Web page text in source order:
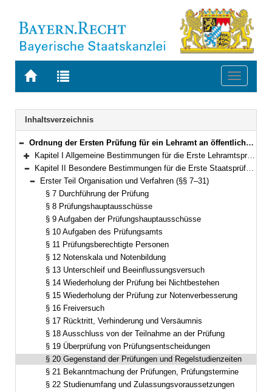
Zur
BAYERN.RECHT
Zur
letzten
Suche
Toggle
Navigation
Inhaltsverzeichnis
Bereich reduzieren
Ordnung der Ersten Prüfung für ein Lehramt an öffentlichen Schulen (Lehramtsprüfungsordnung I – LPO I) Vom 13. März 2008 (GVBl. S. 180) BayRS 2038-3-4-1-1-K (§§ 1–127)
Bereich erweitern
Kapitel I Allgemeine Bestimmungen für die Erste Lehramtsprüfung (§§ 1–6)
Bereich reduzieren
Kapitel II Besondere Bestimmungen für die Erste Staatsprüfung (§§ 7–119)
Bereich reduzieren
Erster Teil Organisation und Verfahren (§§ 7–31)
§ 7 Durchführung der Prüfung
§ 8 Prüfungshauptausschüsse
§ 9 Aufgaben der Prüfungshauptausschüsse
§ 10 Aufgaben des Prüfungsamts
§ 11 Prüfungsberechtigte Personen
§ 12 Notenskala und Notenbildung
§ 13 Unterschleif und Beeinflussungsversuch
§ 14 Wiederholung der Prüfung bei Nichtbestehen
§ 15 Wiederholung der Prüfung zur Notenverbesserung
§ 16 Freiversuch
§ 17 Rücktritt, Verhinderung und Versäumnis
§ 18 Ausschluss von der Teilnahme an der Prüfung
§ 19 Überprüfung von Prüfungsentscheidungen
§ 20 Gegenstand der Prüfungen und Regelstudienzeiten
§ 21 Bekanntmachung der Prüfungen, Prüfungstermine
§ 22 Studienumfang und Zulassungsvoraussetzungen